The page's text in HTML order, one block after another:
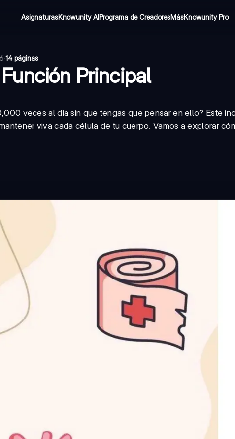
AsignaturasKnowunity AIPrograma de CreadoresMásKnowunity Pro
·14 páginas
Principal
veces al día sin que tengas que pensar en ello? Este
viva cada célula de tu cuerpo. Vamos a explorar